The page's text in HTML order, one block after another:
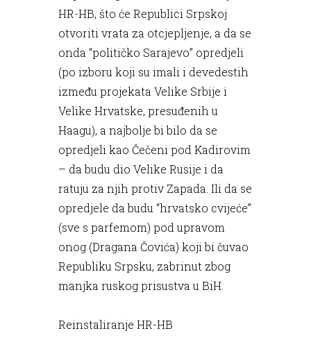
HR-HB, što će Republici Srpskoj
otvoriti vrata za otcjepljenje, a da se
onda “političko Sarajevo” opredjeli
(po izboru koji su imali i devedestih
između projekata Velike Srbije i
Velike Hrvatske, presuđenih u
Haagu), a najbolje bi bilo da se
opredjeli kao Čečeni pod Kadirovim
– da budu dio Velike Rusije i da
ratuju za njih protiv Zapada. Ili da se
opredjele da budu “hrvatsko cvijeće”
(sve s parfemom) pod upravom
onog (Dragana Čovića) koji bi čuvao
Republiku Srpsku, zabrinut zbog
manjka ruskog prisustva u BiH.
Reinstaliranje HR-HB